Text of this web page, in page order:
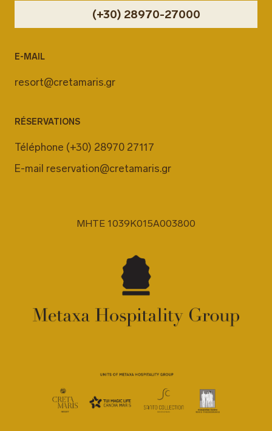
(+30) 28970-27000
E-MAIL
resort@cretamaris.gr
RÉSERVATIONS
Téléphone (+30) 28970 27117
E-mail reservation@cretamaris.gr
MHTE 1039K015A003800